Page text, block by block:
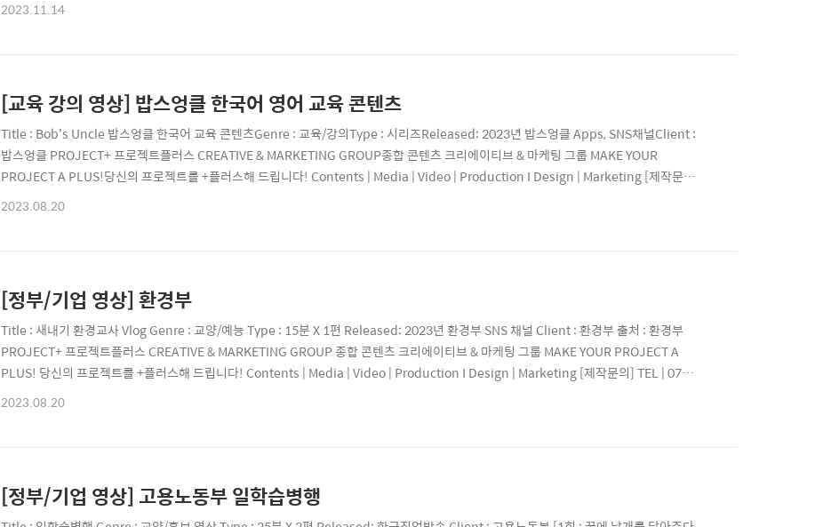
2023.11.14
[교육 강의 영상] 밥스엉클 한국어 영어 교육 콘텐츠
Title : Bob's Uncle 밥스엉클 한국어 교육 콘텐츠Genre : 교육/강의Type : 시리즈Released: 2023년 밥스엉클 Apps, SNS채널Client :
밥스엉클 PROJECT+ 프로젝트플러스 CREATIVE & MARKETING GROUP종합 콘텐츠 크리에이티브 & 마케팅 그룹 MAKE YOUR
PROJECT A PLUS!당신의 프로젝트를 +플러스해 드립니다! Contents | Media | Video | Production I Design | Marketing [제작문
의]TEL | 070-8098-8006 Website | projectplus.co.krYoutube | youtube.com/@project_plusInstagram
2023.08.20
[정부/기업 영상] 환경부
Title : 새내기 환경교사 Vlog Genre : 교양/예능 Type : 15분 X 1편 Released: 2023년 환경부 SNS 채널 Client : 환경부 출처 : 환경부
PROJECT+ 프로젝트플러스 CREATIVE & MARKETING GROUP 종합 콘텐츠 크리에이티브 & 마케팅 그룹 MAKE YOUR PROJECT A
PLUS! 당신의 프로젝트를 +플러스해 드립니다! Contents | Media | Video | Production I Design | Marketing [제작문의] TEL | 070-
8098-8006 Website | projectplus.co.kr Youtube | youtube.com/@project_plus Instagram | project_plus_officia..
2023.08.20
[정부/기업 영상] 고용노동부 일학습병행